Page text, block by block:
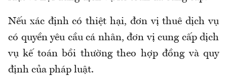
Nếu xác định có thiệt hại, đơn vị thuê dịch vụ
có quyền yêu cầu cá nhân, đơn vị cung cấp dịch
vụ kế toán bồi thường theo hợp đồng và quy
định của pháp luật.